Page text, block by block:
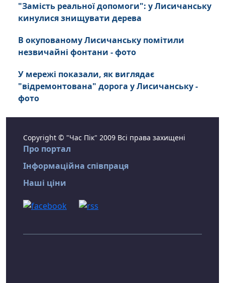
"Замість реальної допомоги": у Лисичанську
кинулися знищувати дерева
В окупованому Лисичанську помітили
незвичайні фонтани - фото
У мережі показали, як виглядає
"відремонтована" дорога у Лисичанську -
фото
Copyright © "Час Пік" 2009 Всі права захищені
Про портал
Інформаційна співпраця
Наші ціни